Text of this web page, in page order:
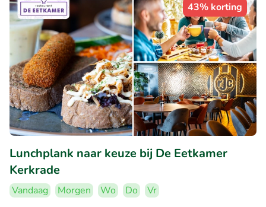
43% korting
Lunchplank naar keuze bij De Eetkamer
Kerkrade
Vandaag Morgen Wo Do
Vr